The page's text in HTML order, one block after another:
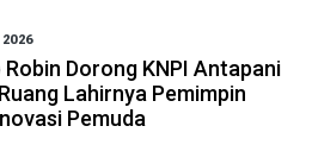
Robin Dorong KNPI Antapani
Lahirnya Pemimpin
Pemuda